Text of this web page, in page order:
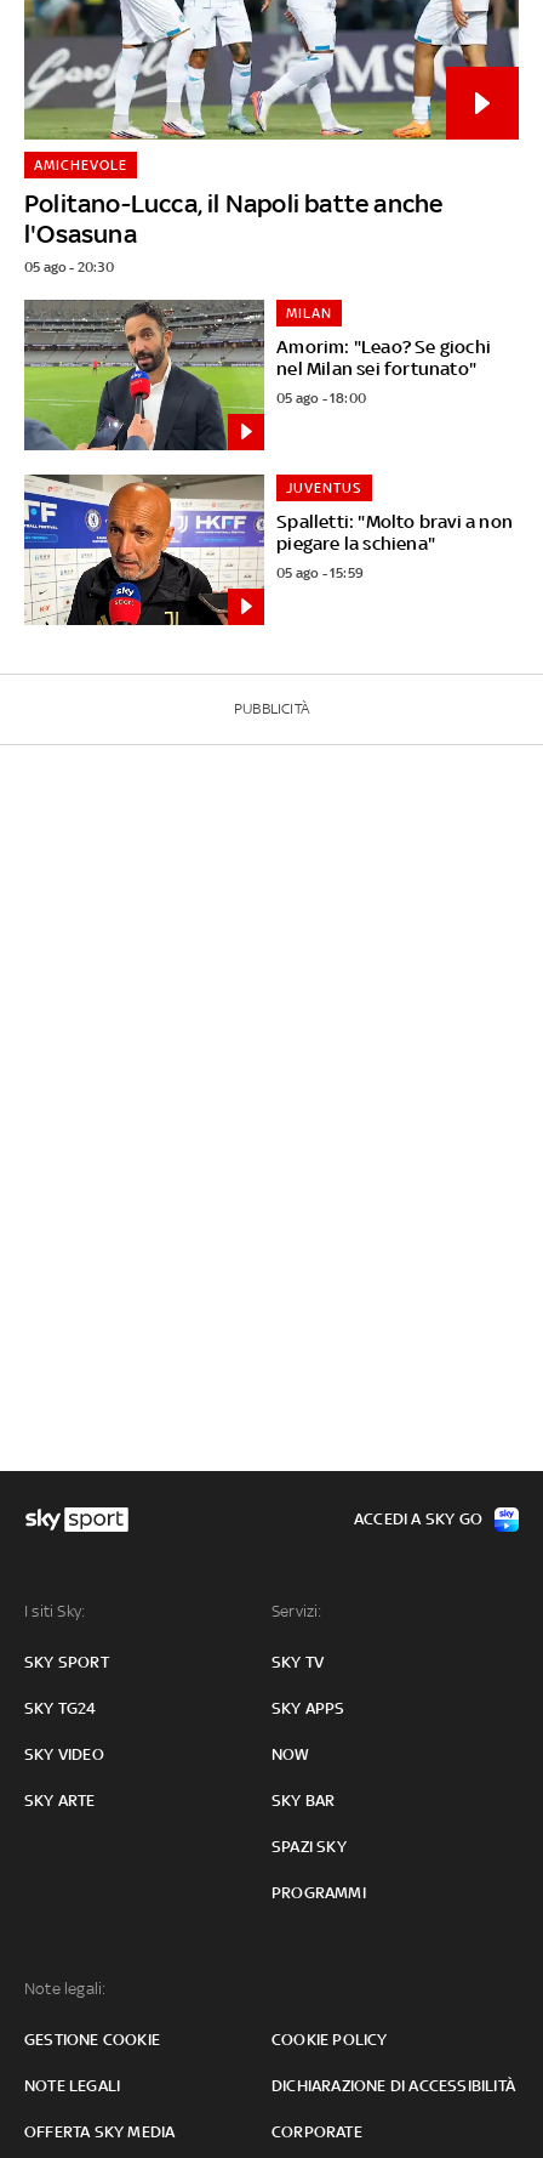
Politano-Lucca, il Napoli batte anche
l'Osasuna
AMICHEVOLE
05 ago - 20:30
Amorim: "Leao? Se giochi
nel Milan sei fortunato"
MILAN
05 ago - 18:00
Spalletti: "Molto bravi a non
piegare la schiena"
JUVENTUS
05 ago - 15:59
PUBBLICITÀ
I siti Sky:
SKY SPORT
SKY TG24
SKY VIDEO
SKY ARTE
Servizi:
SKY TV
SKY APPS
NOW
SKY BAR
SPAZI SKY
PROGRAMMI
Note legali:
GESTIONE COOKIE COOKIE POLICY
NOTE LEGALI DICHIARAZIONE DI ACCESSIBILITÀ
OFFERTA SKY MEDIA CORPORATE
ACCEDI A SKY GO